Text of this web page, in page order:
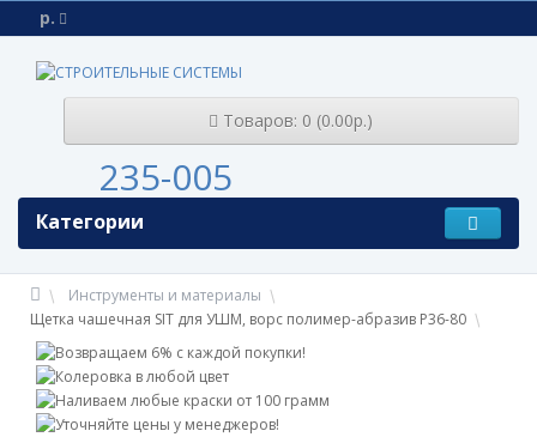
р.
Товаров: 0 (0.00р.)
235-005
Категории
Инструменты и материалы
Щетка чашечная SIT для УШМ, ворс полимер-абразив P36-80